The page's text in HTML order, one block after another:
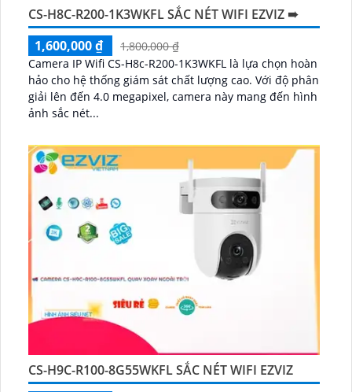
CS-H8C-R200-1K3WKFL SẮC NÉT WIFI EZVIZ ➠
1,600,000 ₫
1,800,000 ₫
Camera IP Wifi CS-H8c-R200-1K3WKFL là lựa chọn hoàn
hảo cho hệ thống giám sát chất lượng cao. Với độ phân
giải lên đến 4.0 megapixel, camera này mang đến hình
ảnh sắc nét...
CS-H9C-R100-8G55WKFL SẮC NÉT WIFI EZVIZ